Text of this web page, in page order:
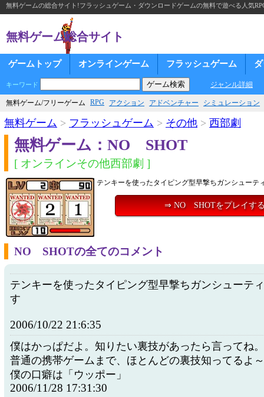
無料ゲームの総合サイト!フラッシュゲーム・ダウンロードゲームの無料で遊べる人気
無料ゲーム総合サイト
ゲームトップ オンラインゲーム フラッシュゲーム
キーワード ジャンル詳細
無料ゲーム/フリーゲーム RPG アクション アドベンチャー シミュレーション
無料ゲーム > フラッシュゲーム > その他 > 西部劇
無料ゲーム：NO SHOT
[ オンラインその他西部劇 ]
テンキーを使ったタイピング型早撃ちガンシューテ
⇒ NO SHOTをプレイす
NO SHOTの全てのコメント
テンキーを使ったタイピング型早撃ちガンシューテ
す
2006/10/22 21:6:35
僕はかっぱだよ。知りたい裏技があったら言ってね
普通の携帯ゲームまで、ほとんどの裏技知ってるよ～
僕の口癖は「ウッポー」
2006/11/28 17:31:30